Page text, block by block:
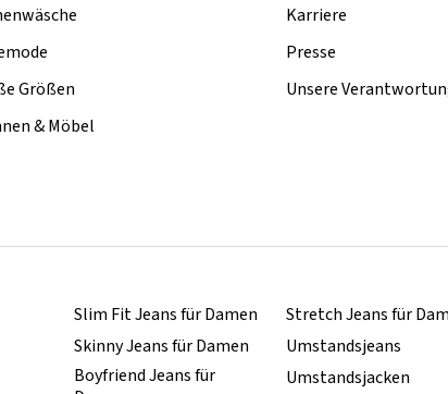
Größen
& Möbel
Karriere
Presse
Unsere
Slim Fit Jeans für Damen
Skinny Jeans für Damen
Boyfriend Jeans für
Stretch Jeans für
Umstandsjeans
Umstandsjacken